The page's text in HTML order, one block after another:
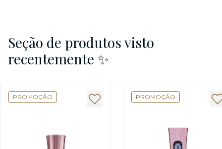
Seção de produtos visto
recentemente ✨
PROMOÇÃO PROMOÇÃO